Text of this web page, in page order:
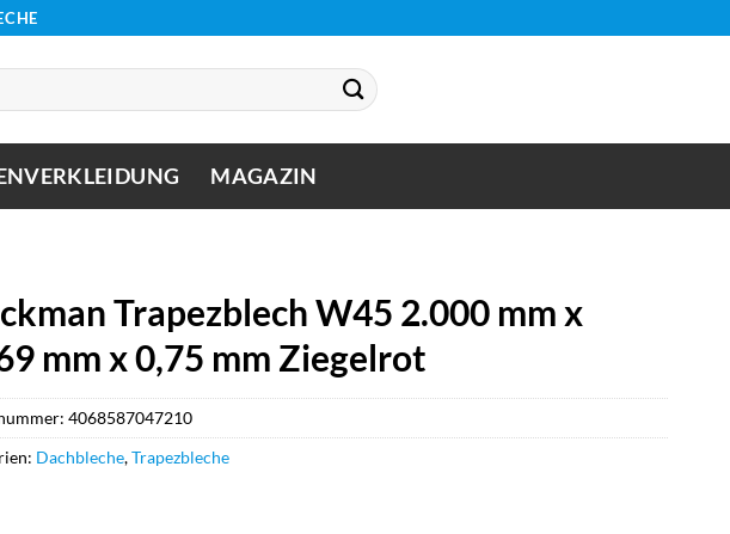
MAGAZIN
Trapezblech W45 2.000 mm x
mm x 0,75 mm Ziegelrot
4068587047210
Dachbleche,Trapezbleche